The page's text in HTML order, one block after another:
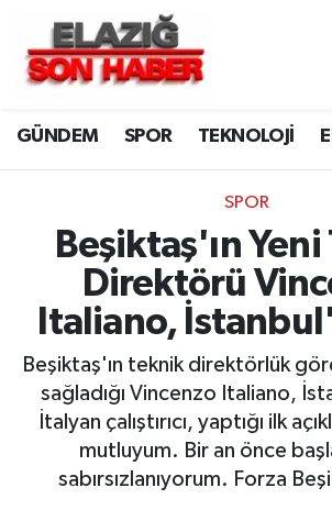
GÜNDEM SPOR TEKNOLOJİ
SPOR
Beşiktaş'ın
Direktörü
Italiano,
Beşiktaş'ın teknik direktörlük
sağladığı Vincenzo Italiano,
İtalyan çalıştırıcı, yaptığı ilk
mutluyum. Bir an önce
sabırsızlanıyorum. Forza
CANLI YAYIN
ASAYİŞ
BİLİM VE TEKNOLOJİ
DÜNYA
EĞİTİM
EKONOMİ
ELAZIĞ
GENEL
Merkez Hava Durumu
Merkez Trafik Yoğunluk
Süper Lig Puan Durumu ve
Tüm Manşetler
Son Dakika Haberleri
Haber Arşivi